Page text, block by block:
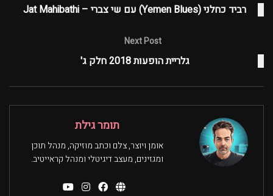
רביד כחלני (Yemen Blues) עם שי צברי – Jat Mahibathi
Next Post
גלריית הופעות 2018 חלק ג'
תומר גילת
אומן ויוצר, צלם וכתב מוזיקה, מנהל תוכן
ומגזינים, מעצב דיגיטלי ומנהל קראייטיב.